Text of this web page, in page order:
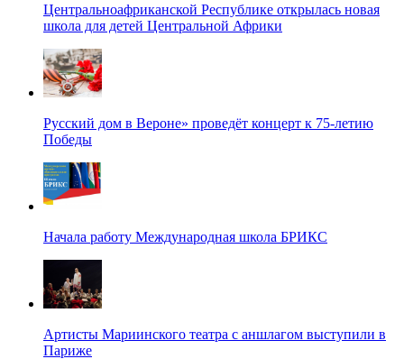
Центральноафриканской Республике открылась новая
школа для детей Центральной Африки
Русский дом в Вероне» проведёт концерт к 75-летию
Победы
Начала работу Международная школа БРИКС
Артисты Мариинского театра с аншлагом выступили в
Париже